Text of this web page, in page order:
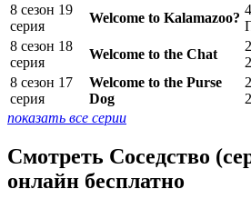
8 сезон 19
серия
Welcome to Kalamazoo?
8 сезон 18
серия
Welcome to the Chat
8 сезон 17
серия
Welcome to the Purse
Dog
показать все серии
Смотреть Соседство
онлайн бесплатно